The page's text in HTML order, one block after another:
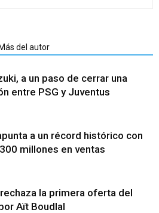
Más del autor
a un paso de cerrar una
entre PSG y Juventus
a un récord histórico con
millones en ventas
la primera oferta del
Aït Boudlal